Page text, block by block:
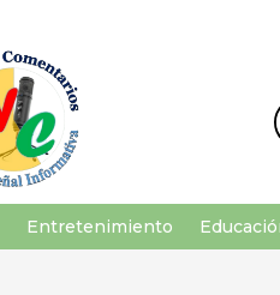
Entretenimiento